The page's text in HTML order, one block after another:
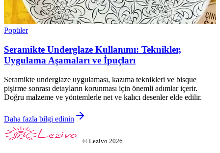
Popüler
Seramikte Underglaze Kullanımı: Teknikler,
Uygulama Aşamaları ve İpuçları
Seramikte underglaze uygulaması, kazıma teknikleri ve bisque
pişirme sonrası detayların korunması için önemli adımlar içerir.
Doğru malzeme ve yöntemlerle net ve kalıcı desenler elde edilir.
Daha fazla bilgi edinin
© Lezivo 2026